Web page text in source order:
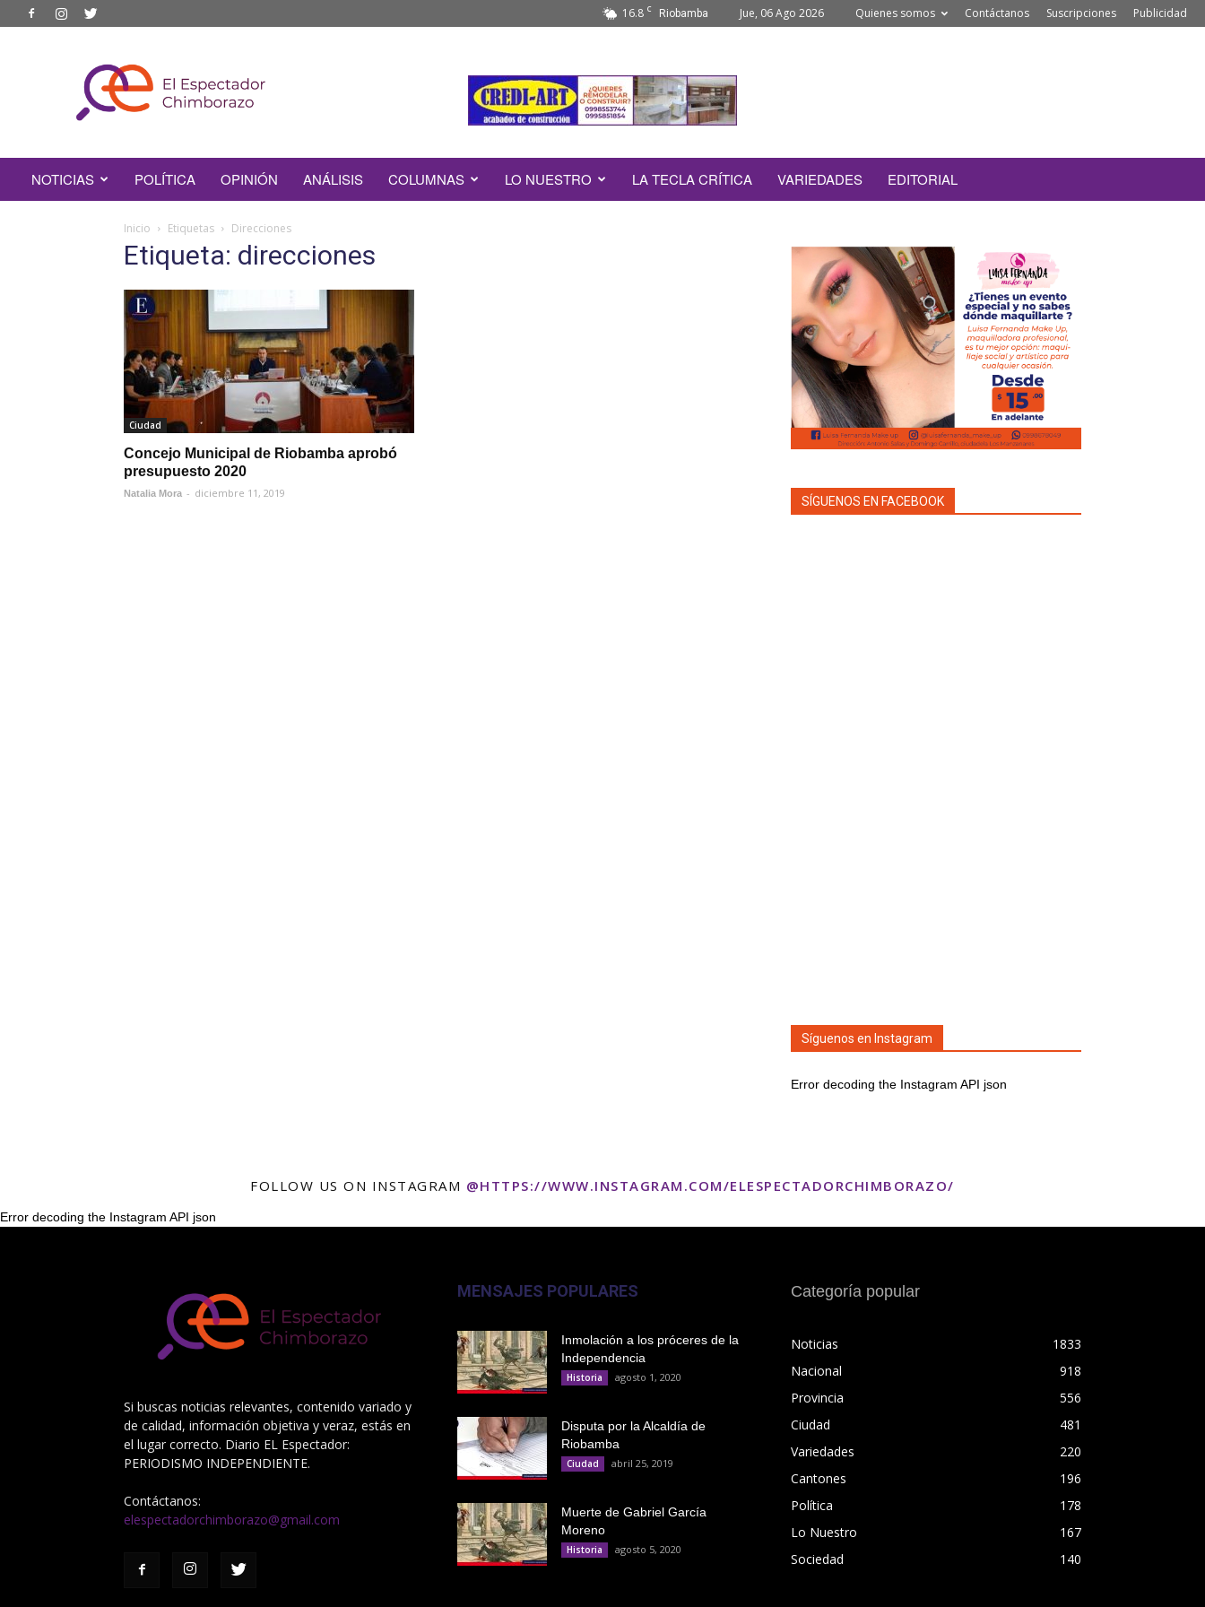
16.8 C Riobamba Jue, 06 Ago 2026 Quienes somos Contáctanos Suscripciones Publicidad
ESPECTADOR
CHIMBORAZO
NOTICIAS POLÍTICA OPINIÓN ANÁLISIS COLUMNAS LO NUESTRO LA TECLA CRÍTICA VARIEDADES EDITORIAL
Inicio Etiquetas Direcciones
Etiqueta: direcciones
Ciudad
Concejo Municipal de Riobamba aprobó
presupuesto 2020
Natalia Mora - diciembre 11, 2019
SÍGUENOS EN FACEBOOK
Síguenos en Instagram
Error decoding the Instagram API json
FOLLOW US ON INSTAGRAM @HTTPS://WWW.INSTAGRAM.COM/ELESPECTADORCHIMBORAZO/
Error decoding the Instagram API json
Si buscas noticias relevantes, contenido variado y
de calidad, información objetiva y veraz, estás en
el lugar correcto. Diario EL Espectador:
PERIODISMO INDEPENDIENTE.
Contáctanos:
elespectadorchimborazo@gmail.com
MENSAJES POPULARES
Inmolación a los próceres de la
Independencia
Historia agosto 1, 2020
Disputa por la Alcaldía de
Riobamba
Ciudad abril 25, 2019
Muerte de Gabriel García
Moreno
Historia agosto 5, 2020
Categoría popular
Noticias
1833
Nacional
918
Provincia
556
Ciudad
481
Variedades
220
Cantones
196
Política
178
Lo Nuestro
167
Sociedad
140